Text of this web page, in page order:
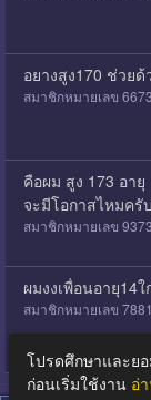
อยางสูง170 ช่วยด้
สมาชิกหมายเลข
คือผม สูง 173 อา
จะมีโอกาสไหมครั
สมาชิกหมายเลข
ผมงงเพื่อนอายุ14
สมาชิกหมายเลข
โปรดศึกษาและย
ก่อนเริ่มใช้งาน อ่